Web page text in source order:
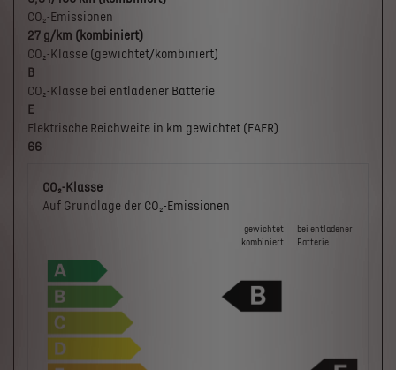
CO₂-Emissionen
27 g/km (kombiniert)
CO₂-Klasse (gewichtet/kombiniert)
B
CO₂-Klasse bei entladener Batterie
E
Elektrische Reichweite in km gewichtet (EAER)
66
CO₂-Klasse
Auf Grundlage der CO₂-Emissionen
gewichtet
kombiniert
bei ent­la­de­ner
Batterie